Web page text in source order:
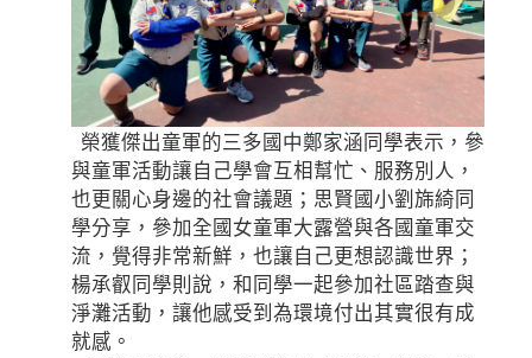
榮獲傑出童軍的三多國中鄭家涵同學表示，參
與童軍活動讓自己學會互相幫忙、服務別人，
也更關心身邊的社會議題；思賢國小劉旆綺同
學分享，參加全國女童軍大露營與各國童軍交
流，覺得非常新鮮，也讓自己更想認識世界；
楊承叡同學則說，和同學一起參加社區踏查與
淨灘活動，讓他感受到為環境付出其實很有成
就感。